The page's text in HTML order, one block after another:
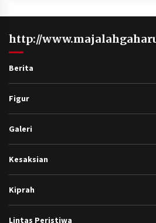
http://
Berita
Figur
Galeri
Kesaksian
Kiprah
Lintas Peristiwa